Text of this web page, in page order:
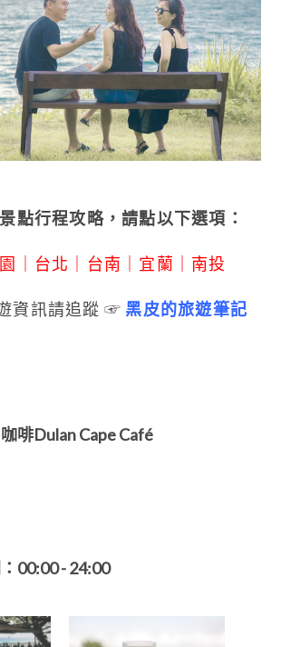
點行程攻略，請點以下選項：
台北 台南 宜蘭 南投
資訊請追蹤 ☞ 黑皮的旅遊筆記
啡Dulan Cape Café
00:00 - 24:00